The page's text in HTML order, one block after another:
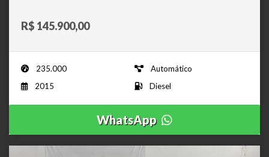
R$ 145.900,00
235.000
Automático
2015
Diesel
WhatsApp